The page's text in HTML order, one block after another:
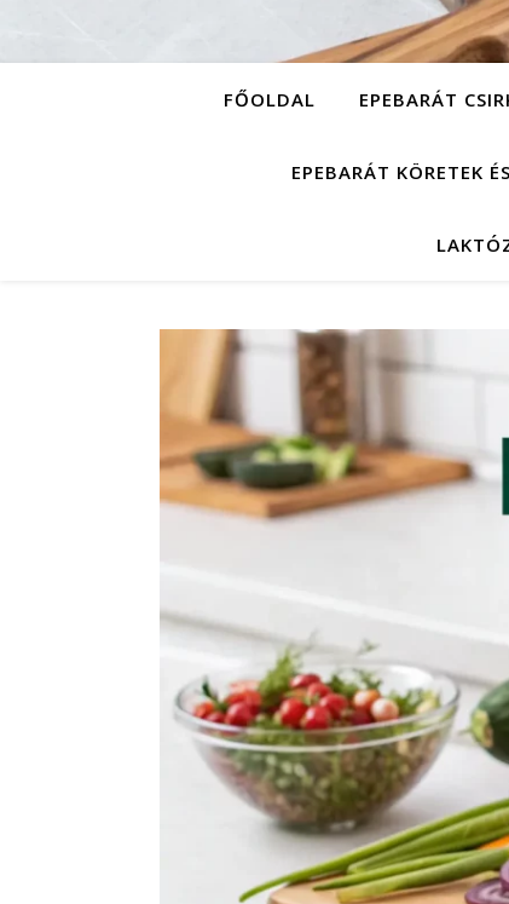
FŐOLDAL EPEBARÁT
EPEBARÁT KÖRETEK